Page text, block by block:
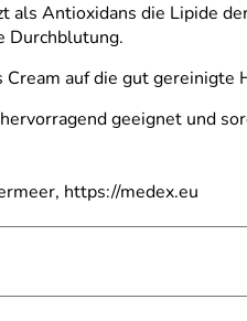
Antioxidans die Lipide
Durchblutung.
auf die gut
geeignet und
https://medex.eu